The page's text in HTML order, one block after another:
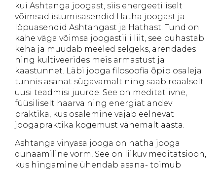
kui Ashtanga joogast, siis energeetiliselt
võimsad istumisasendid Hatha joogast ja
lõpuasendid Ashtangast ja Hathast. Tund on
kahe väga võimsa joogastiili liit, see puhastab
keha ja muudab meeled selgeks, arendades
ning kultiveerides meis armastust ja
kaastunnet. Läbi jooga filosoofia õpib osaleja
tunnis asanat sügavamalt ning saab reaalselt
uusi teadmisi juurde. See on meditatiivne,
füüsiliselt haarva ning energiat andev
praktika, kus osalemine vajab eelnevat
joogapraktika kogemust vähemalt aasta.
Ashtanga vinyasa jooga on hatha jooga
dünaamiline vorm, See on liikuv meditatsioon,
kus hingamine ühendab asana- toimub